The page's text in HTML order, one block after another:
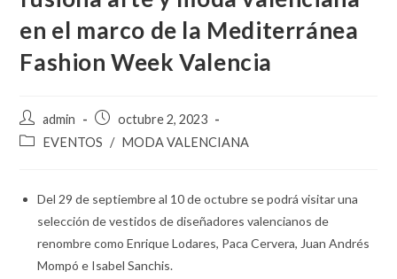
en el marco de la Mediterránea
Fashion Week Valencia
admin
octubre 2, 2023
EVENTOS / MODA VALENCIANA
Del 29 de septiembre al 10 de octubre se podrá visitar una
selección de vestidos de diseñadores valencianos de
renombre como Enrique Lodares, Paca Cervera, Juan Andrés
Mompó e Isabel Sanchis.